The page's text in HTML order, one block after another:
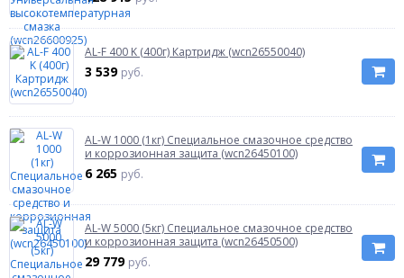
AL-F 400 K (400г) Картридж (wcn26550040)
3 539 руб.
AL-W 1000 (1кг) Специальное смазочное средство
и коррозионная защита (wcn26450100)
6 265 руб.
AL-W 5000 (5кг) Специальное смазочное средство
и коррозионная защита (wcn26450500)
29 779 руб.